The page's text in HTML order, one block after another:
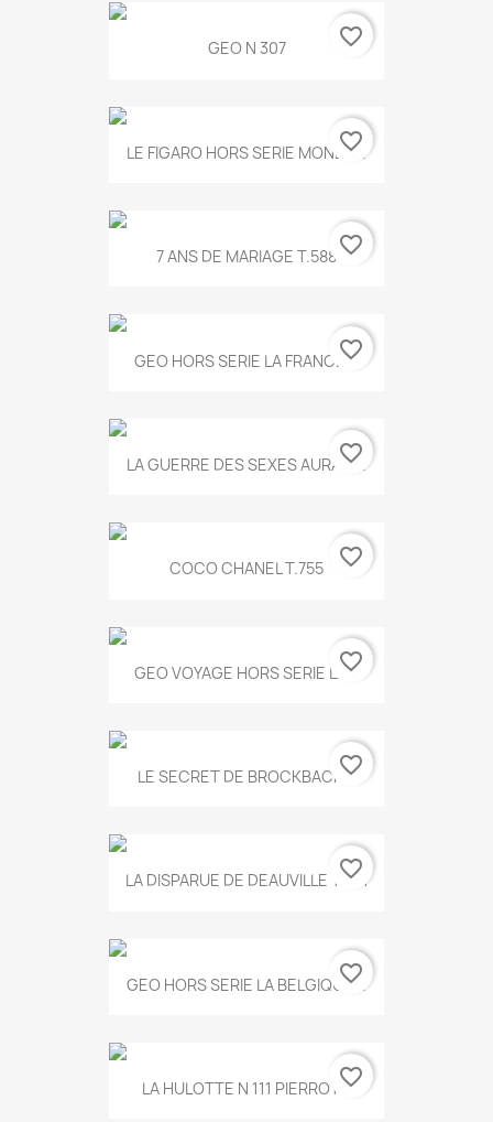
GEO N 307 favorite_border
LE FIGARO HORS SERIE MONET...
favorite_border
7 ANS DE MARIAGE T.588 favorite_border
GEO HORS SERIE LA FRANCE...
favorite_border
LA GUERRE DES SEXES AURA T...
favorite_border
COCO CHANEL T.755 favorite_border
GEO VOYAGE HORS SERIE LA...
favorite_border
LE SECRET DE BROCKBACK...
favorite_border
LA DISPARUE DE DEAUVILLE T.551
favorite_border
GEO HORS SERIE LA BELGIQUE...
favorite_border
LA HULOTTE N 111 PIERROT...favorite_border